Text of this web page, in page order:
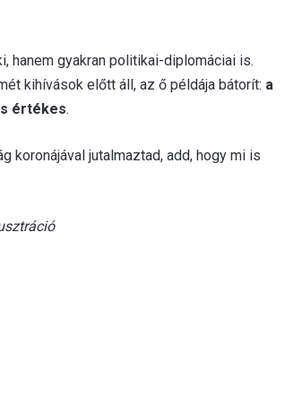
hanem gyakran politikai-diplomáciai is.
kihívások előtt áll, az ő példája bátorít: a
értékes.
koronájával jutalmaztad, add, hogy mi is